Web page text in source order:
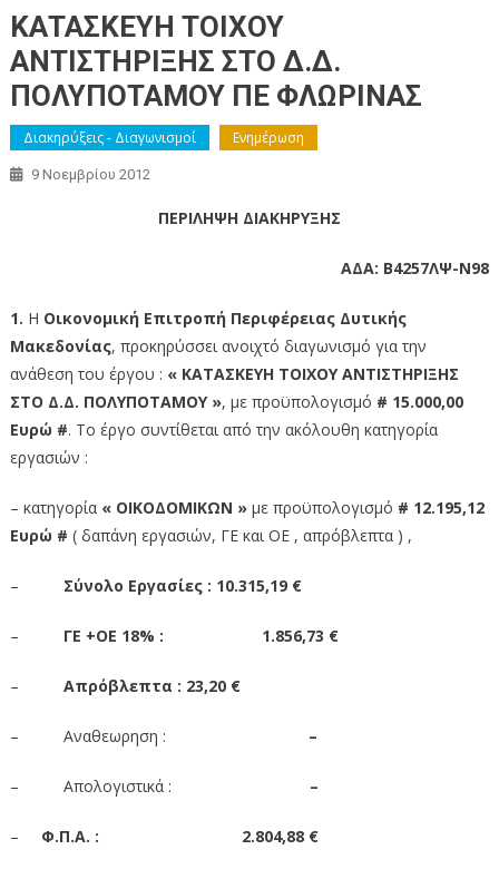
ΚΑΤΑΣΚΕΥΗ ΤΟΙΧΟΥ
ΑΝΤΙΣΤΗΡΙΞΗΣ ΣΤΟ Δ.Δ.
ΠΟΛΥΠΟΤΑΜΟΥ ΠΕ ΦΛΩΡΙΝΑΣ
Διακηρύξεις - Διαγωνισμοί Ενημέρωση
9 Νοεμβρίου 2012
ΠΕΡΙΛΗΨΗ ΔΙΑΚΗΡΥΞΗΣ
ΑΔΑ: Β4257ΛΨ-Ν98
1. Η Οικονομική Επιτροπή Περιφέρειας Δυτικής
Μακεδονίας, προκηρύσσει ανοιχτό διαγωνισμό για την
ανάθεση του έργου : « ΚΑΤΑΣΚΕΥΗ ΤΟΙΧΟΥ ΑΝΤΙΣΤΗΡΙΞΗΣ
ΣΤΟ Δ.Δ. ΠΟΛΥΠΟΤΑΜΟΥ », με προϋπολογισμό # 15.000,00
Ευρώ #. Το έργο συντίθεται από την ακόλουθη κατηγορία
εργασιών :
– κατηγορία « ΟΙΚΟΔΟΜΙΚΩΝ » με προϋπολογισμό # 12.195,12
Ευρώ # ( δαπάνη εργασιών, ΓΕ και ΟΕ , απρόβλεπτα ) ,
– Σύνολο Εργασίες : 10.315,19 €
– ΓΕ +ΟΕ 18% : 1.856,73 €
– Απρόβλεπτα : 23,20 €
– Αναθεωρηση : –
– Απολογιστικά : –
– Φ.Π.Α. : 2.804,88 €